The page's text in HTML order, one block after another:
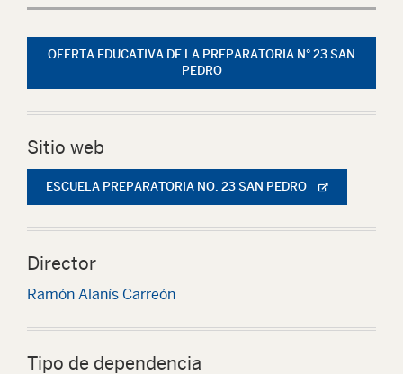
OFERTA EDUCATIVA DE LA PREPARATORIA N° 23 SAN
PEDRO
Sitio web
ESCUELA PREPARATORIA NO. 23 SAN PEDRO
Director
Ramón Alanís Carreón
Tipo de dependencia